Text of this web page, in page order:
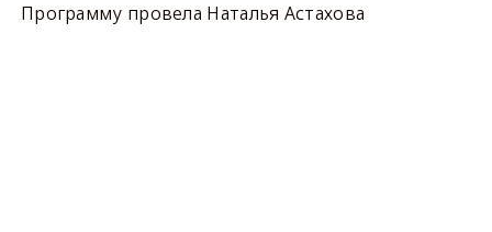
Программу провела Наталья Астахова